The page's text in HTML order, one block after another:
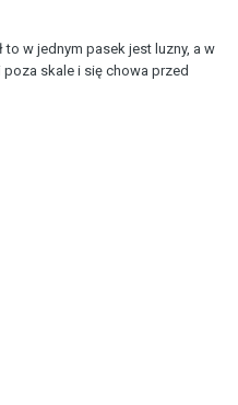
to w jednym pasek jest luzny, a w
skale i się chowa przed